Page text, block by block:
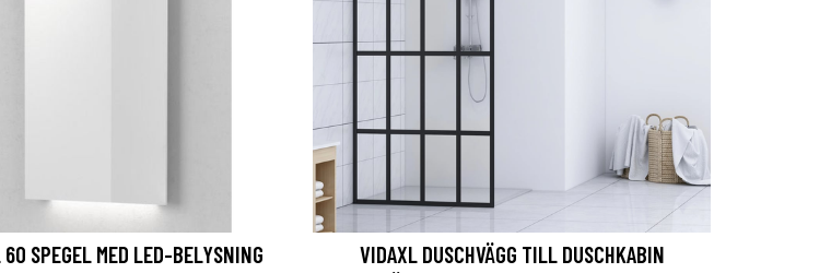
SPEGEL MED LED-BELYSNING
VIDAXL DUSCHVÄGG TILL DUSCHKABIN